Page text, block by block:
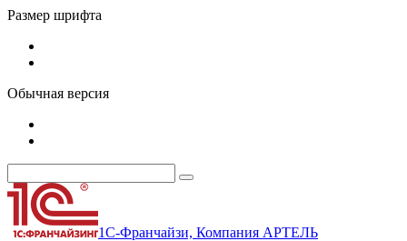
Размер шрифта
Обычная версия
1С-Франчайзи, Компания АРТЕЛЬ